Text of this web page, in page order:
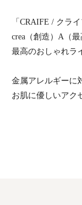
「CRAIFE / クライ
crea（創造）A（
最高のおしゃれラ
金属アレルギーに
お肌に優しいアク